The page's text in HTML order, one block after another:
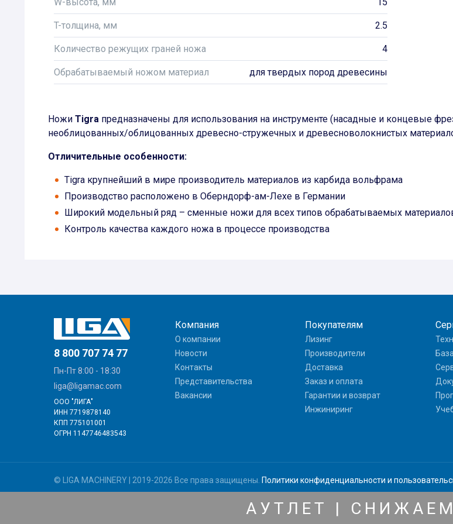
T-толщина, мм 2.5
Количество режущих граней ножа 4
Обрабатываемый ножом материал для твердых пород древесины
Ножи Tigra предназначены для использования на инструменте (насадные и концевые
необлицованных/облицованных древесно-стружечных и древесноволокнистых
Отличительные особенности:
Tigra крупнейший в мире производитель материалов из карбида вольфрама
Производство расположено в Оберндорф-ам-Лехе в Германии
Широкий модельный ряд – сменные ножи для всех типов обрабатываемых
Контроль качества каждого ножа в процессе производства
8 800 707 74 77
Пн-Пт 8:00 - 18:30
liga@ligamac.com
ООО "ЛИГА"
ИНН 7719878140
КПП 775101001
ОГРН 1147746483543
Компания
О компании
Новости
Контакты
Представительства
Вакансии
Покупателям
Лизинг
Производители
Доставка
Заказ и оплата
Гарантии и возврат
Инжиниринг
© LIGA MACHINERY | 2019-2026 Все права защищены. Политики конфиденциальности и
является публичной офертой, определяемой положениями Статьи 437(2) Гражданского кодекса РФ
АУТЛЕТ |